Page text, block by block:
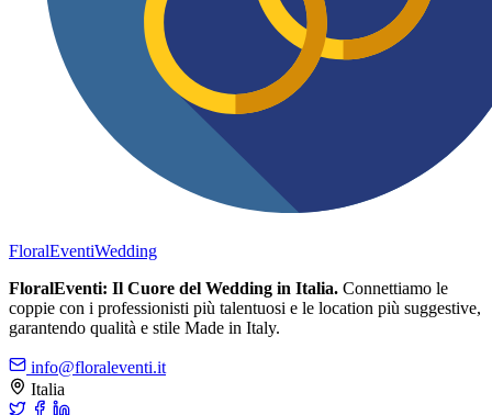
FloralEventiWedding
FloralEventi: Il Cuore del Wedding in Italia. Connettiamo le
coppie con i professionisti più talentuosi e le location più suggestive,
garantendo qualità e stile Made in Italy.
info@floraleventi.it
Italia